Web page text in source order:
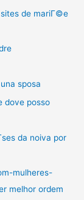
de mariГ©e
sposa
dove posso
da noiva por
mulheres-
melhor ordem